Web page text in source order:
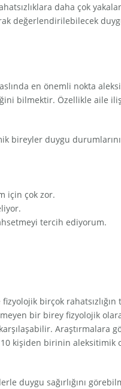
daha çok
değerlendirilebilecek duygu
en önemli nokta
bilmektir. Özellikle aile
bireyler duygu
için çok zor.
tercih ediyorum.
birçok
bir birey fizyolojik
Araştırmalara
kişiden birinin aleksitimik
duygu sağırlığını